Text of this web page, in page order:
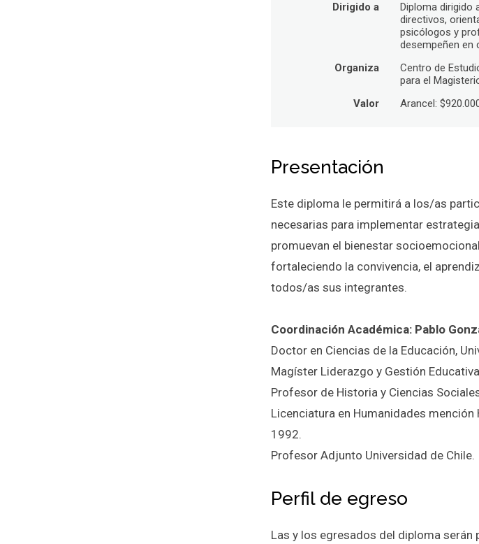
Dirigido a
Diploma dirigido
directivos,
psicólogos y
desempeñen en
Organiza
Centro de
para el
Valor
Arancel:
Presentación
Este diploma le permitirá a los/as
necesarias para implementar
promuevan el bienestar
fortaleciendo la convivencia, el
todos/as sus integrantes.
Coordinación Académica: Pablo
Doctor en Ciencias de la Educación,
Magíster Liderazgo y Gestión
Profesor de Historia y Ciencias
Licenciatura en Humanidades
1992.
Profesor Adjunto Universidad de Chile.
Perfil de egreso
Las y los egresados del diploma